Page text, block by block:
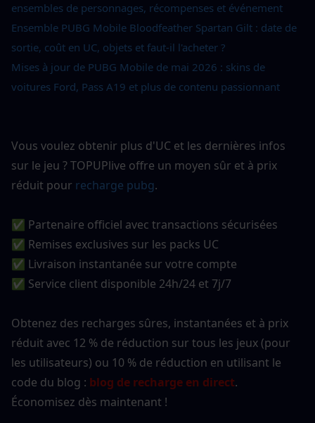
ensembles de personnages, récompenses et événement
Ensemble PUBG Mobile Bloodfeather Spartan Gilt : date de
sortie, coût en UC, objets et faut-il l'acheter ?
Mises à jour de PUBG Mobile de mai 2026 : skins de
voitures Ford, Pass A19 et plus de contenu passionnant
Vous voulez obtenir plus d'UC et les dernières infos
sur le jeu ? TOPUPlive offre un moyen sûr et à prix
réduit pour recharge pubg.
✅ Partenaire officiel avec transactions sécurisées
✅ Remises exclusives sur les packs UC
✅ Livraison instantanée sur votre compte
✅ Service client disponible 24h/24 et 7j/7
Obtenez des recharges sûres, instantanées et à prix
réduit avec 12 % de réduction sur tous les jeux (pour
les utilisateurs) ou 10 % de réduction en utilisant le
code du blog : blog de recharge en direct.
Économisez dès maintenant !